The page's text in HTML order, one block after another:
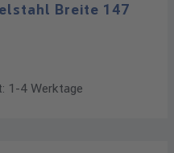
Breite 147
1-4 Werktage